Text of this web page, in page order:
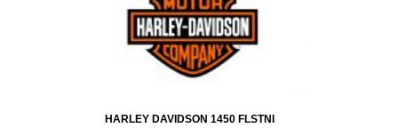
HARLEY DAVIDSON 1450 FLSTNI